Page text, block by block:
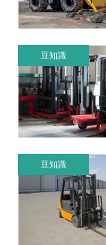
豆知識
豆知識